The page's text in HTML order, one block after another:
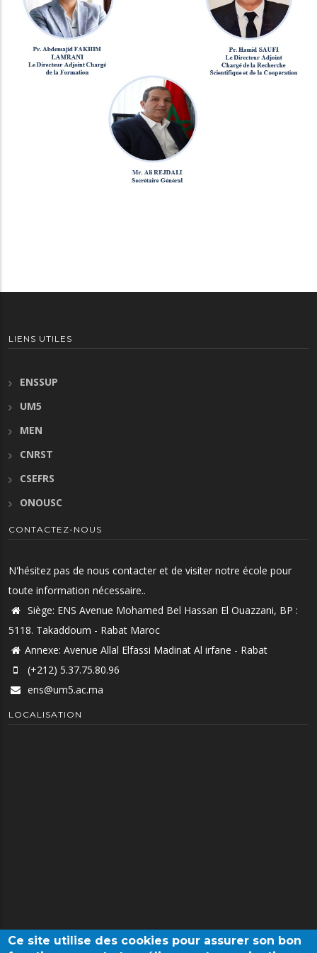
LIENS UTILES
ENSSUP
UM5
MEN
CNRST
CSEFRS
ONOUSC
CONTACTEZ-NOUS
N'hésitez pas de nous contacter et de visiter notre école pour
toute information nécessaire..
Siège: ENS Avenue Mohamed Bel Hassan El Ouazzani, BP :
5118. Takaddoum - Rabat Maroc
Annexe: Avenue Allal Elfassi Madinat Al irfane - Rabat
(+212) 5.37.75.80.96
ens@um5.ac.ma
LOCALISATION
Ce site utilise des cookies pour assurer son bon